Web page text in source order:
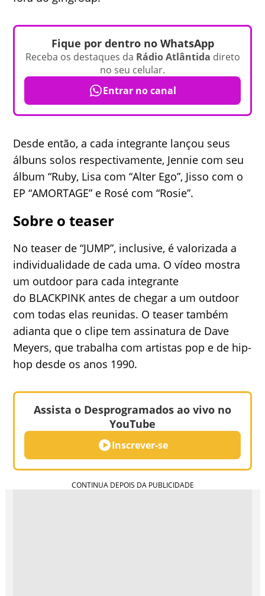
Fique por dentro no WhatsApp
Receba os destaques da Rádio Atlântida direto
no seu celular.
Entrar no canal
Desde então, a cada integrante lançou seus
álbuns solos respectivamente, Jennie com seu
álbum “Ruby, Lisa com “Alter Ego”, Jisso com o
EP “AMORTAGE” e Rosé com “Rosie”.
Sobre o teaser
No teaser de “JUMP”, inclusive, é valorizada a
individualidade de cada uma. O vídeo mostra
um outdoor para cada integrante
do BLACKPINK antes de chegar a um outdoor
com todas elas reunidas. O teaser também
adianta que o clipe tem assinatura de Dave
Meyers, que trabalha com artistas pop e de hip-
hop desde os anos 1990.
Assista o Desprogramados ao vivo no
YouTube
Inscrever-se